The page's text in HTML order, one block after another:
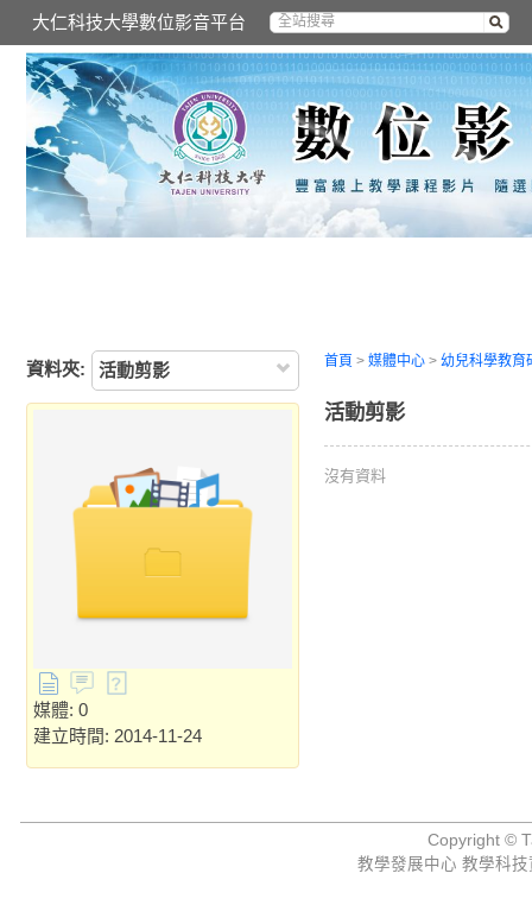
大仁科技大學數位影音平台
資料夾: 活動剪影
媒體: 0
建立時間: 2014-11-24
首頁 > 媒體中心 > 幼兒科學教育
活動剪影
沒有資料
Copyright ©
教學發展中心 教學科